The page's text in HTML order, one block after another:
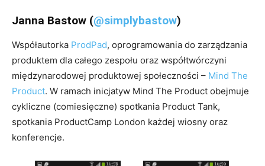
Janna Bastow (@simplybastow)
Współautorka ProdPad, oprogramowania do zarządzania
produktem dla całego zespołu oraz współtwórczyni
międzynarodowej produktowej społeczności – Mind The
Product. W ramach inicjatyw Mind The Product obejmuje
cykliczne (comiesięczne) spotkania Product Tank,
spotkania ProductCamp London każdej wiosny oraz
konferencje.